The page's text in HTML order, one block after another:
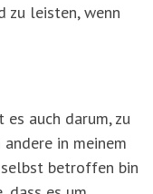
zu leisten, wenn
auch darum, zu
in meinem
betroffen bin